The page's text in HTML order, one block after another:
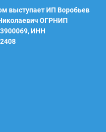
выступает ИП Воробьев
ОГРНИП
ИНН